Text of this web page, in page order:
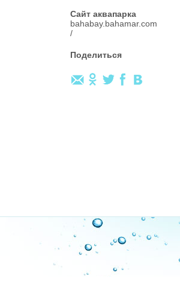
Сайт аквапарка
bahabay.bahamar.com
/
Поделиться